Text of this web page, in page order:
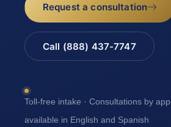
Request a consultation
Call (888) 437-7747
Toll-free intake · Consultations by
available in English and Spanish